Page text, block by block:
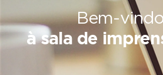
Bem-
à sala de